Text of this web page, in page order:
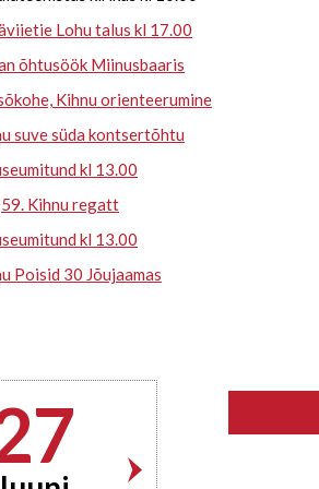
Lohu talus kl 17.00
õhtusöök Miinusbaaris
Kihnu orienteerumine
suve süda kontsertõhtu
kl 13.00
59. Kihnu regatt
kl 13.00
Poisid 30 Jõujaamas